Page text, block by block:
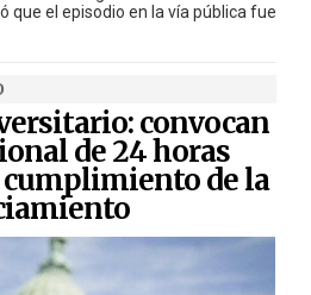
que el episodio en la vía pública fue
convocan
de 24 horas
de la